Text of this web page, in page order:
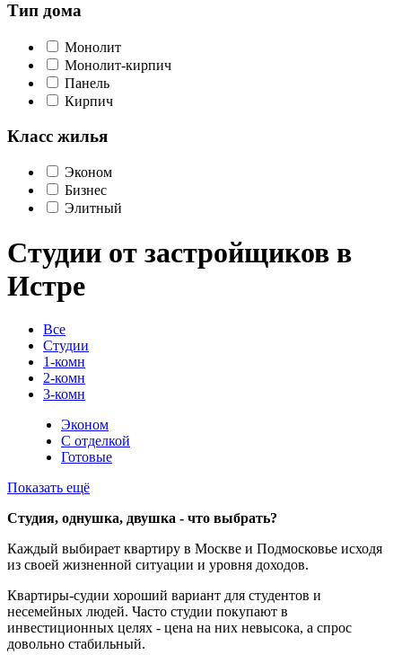
Тип дома
Монолит
Монолит-кирпич
Панель
Кирпич
Класс жилья
Эконом
Бизнес
Элитный
Студии от застройщиков в
Истре
Все
Студии
1-комн
2-комн
3-комн
Эконом
С отделкой
Готовые
Показать ещё
Студия, однушка, двушка - что выбрать?
Каждый выбирает квартиру в Москве и Подмосковье исходя
из своей жизненной ситуации и уровня доходов.
Квартиры-судии хороший вариант для студентов и
несемейных людей. Часто студии покупают в
инвестиционных целях - цена на них невысока, а спрос
довольно стабильный.